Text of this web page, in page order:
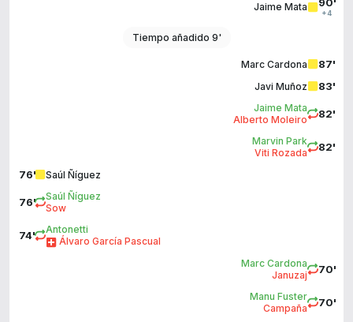
+4
Jaime Mata
Tiempo añadido 9'
87'
Marc Cardona
83'
Javi Muñoz
82'
Jaime Mata
Alberto Moleiro
82'
Marvin Park
Viti Rozada
76' Saúl Ñíguez
76'
Saúl Ñíguez
Sow
74'
Antonetti
Álvaro García Pascual
70'
Marc Cardona
Januzaj
70'
Manu Fuster
Campaña